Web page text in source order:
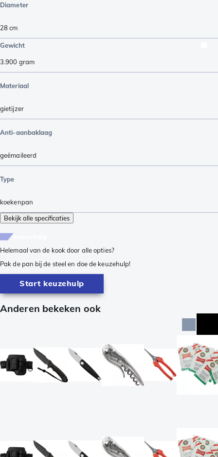
Diameter
28 cm
Gewicht
3.900 gram
Materiaal
gietijzer
Anti-aanbaklaag
geëmaileerd
Type
koekenpan
Bekijk alle specificaties
Helemaal van de kook door alle opties?
Pak de pan bij de steel en doe de keuzehulp!
Start keuzehulp
Anderen bekeken ook